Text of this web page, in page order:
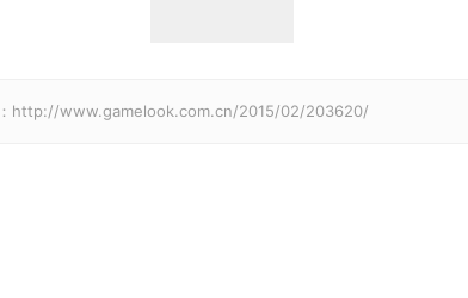
：http://www.gamelook.com.cn/2015/02/203620/